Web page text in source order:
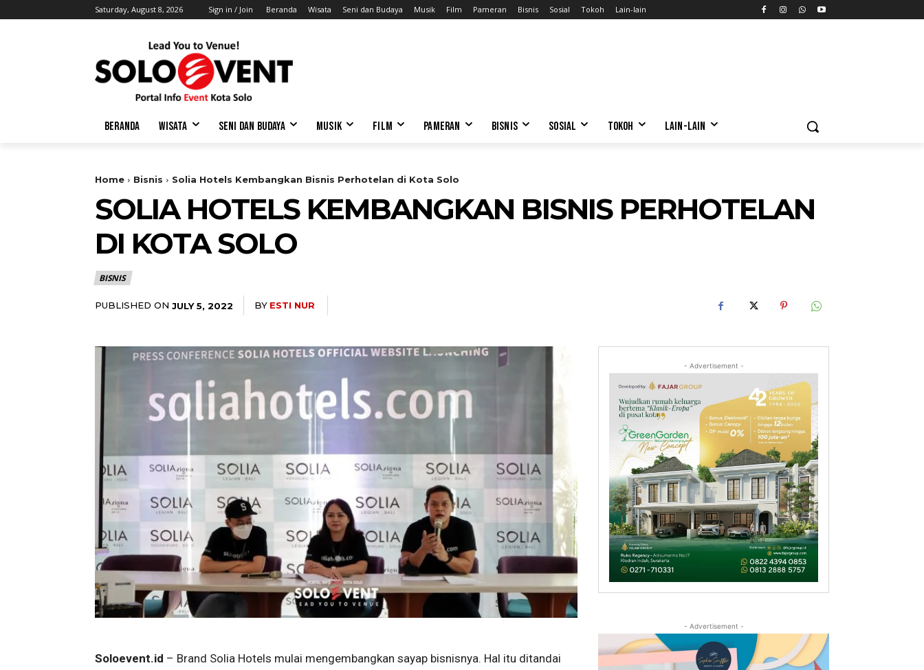
Saturday, August 8, 2026 Sign in / Join Beranda Wisata Seni dan Budaya Musik Film Pameran Bisnis Sosial Tokoh Lain-lain
BERANDA WISATA SENI DAN BUDAYA MUSIK FILM PAMERAN BISNIS SOSIAL TOKOH LAIN-LAIN
Home Bisnis Solia Hotels Kembangkan Bisnis Perhotelan di Kota Solo
SOLIA HOTELS KEMBANGKAN BISNIS PERHOTELAN
DI KOTA SOLO
BISNIS
PUBLISHED ON JULY 5, 2022 BY ESTI NUR
- Advertisement -
Soloevent.id – Brand Solia Hotels mulai mengembangkan sayap bisnisnya. Hal itu ditandai
- Advertisement -